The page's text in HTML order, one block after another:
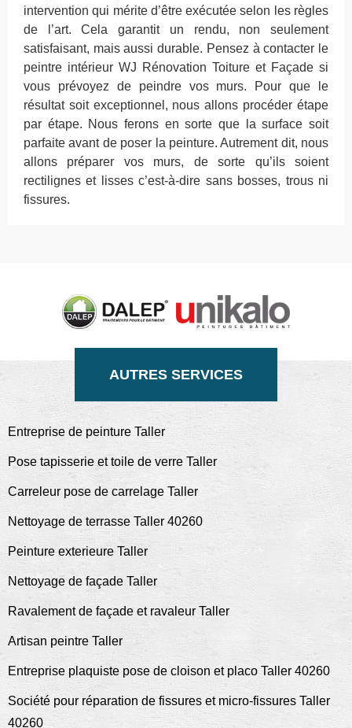
intervention qui mérite d’être exécutée selon les règles
de l’art. Cela garantit un rendu, non seulement
satisfaisant, mais aussi durable. Pensez à contacter le
peintre intérieur WJ Rénovation Toiture et Façade si
vous prévoyez de peindre vos murs. Pour que le
résultat soit exceptionnel, nous allons procéder étape
par étape. Nous ferons en sorte que la surface soit
parfaite avant de poser la peinture. Autrement dit, nous
allons préparer vos murs, de sorte qu’ils soient
rectilignes et lisses c’est-à-dire sans bosses, trous ni
fissures.
AUTRES SERVICES
Entreprise de peinture Taller
Pose tapisserie et toile de verre Taller
Carreleur pose de carrelage Taller
Nettoyage de terrasse Taller 40260
Peinture exterieure Taller
Nettoyage de façade Taller
Ravalement de façade et ravaleur Taller
Artisan peintre Taller
Entreprise plaquiste pose de cloison et placo Taller 40260
Société pour réparation de fissures et micro-fissures Taller
40260